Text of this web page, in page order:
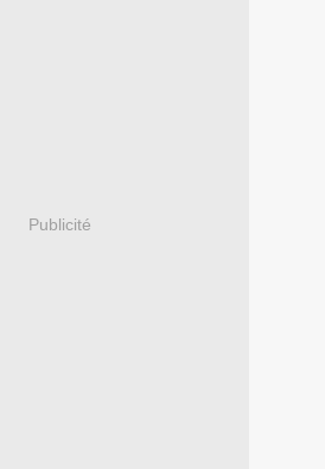
Publicité